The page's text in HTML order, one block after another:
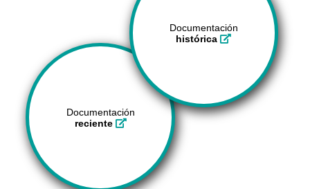
Documentación
histórica
Documentación
reciente